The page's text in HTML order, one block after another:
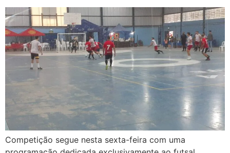
Competição segue nesta sexta-feira com uma